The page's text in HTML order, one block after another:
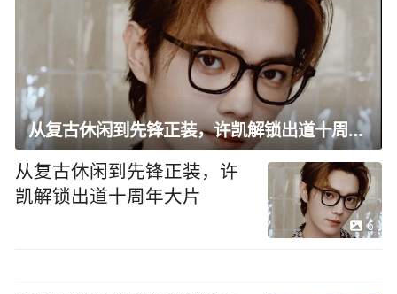
从复古休闲到先锋正装，许凯解锁出道十周年大片
从复古休闲到先锋正装，许
凯解锁出道十周年大片
6